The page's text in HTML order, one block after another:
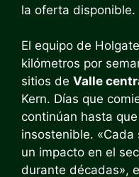
la oferta disponible.
El equipo de
kilómetros por
sitios de Valle
Kern. Días que
continúan hasta
insostenible.
un impacto en el
durante décadas»,